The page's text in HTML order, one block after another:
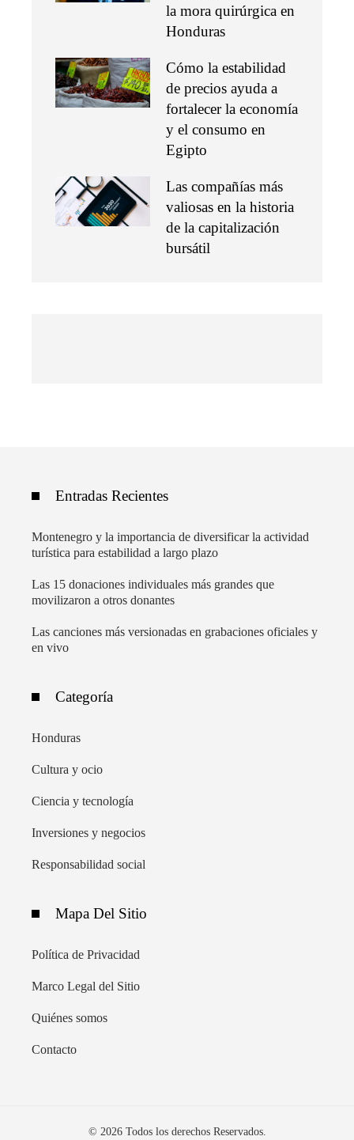
la mora quirúrgica en
Honduras
Cómo la estabilidad
de precios ayuda a
fortalecer la economía
y el consumo en
Egipto
Las compañías más
valiosas en la historia
de la capitalización
bursátil
Entradas Recientes
Montenegro y la importancia de diversificar la actividad
turística para estabilidad a largo plazo
Las 15 donaciones individuales más grandes que
movilizaron a otros donantes
Las canciones más versionadas en grabaciones oficiales y
en vivo
Categoría
Honduras
Cultura y ocio
Ciencia y tecnología
Inversiones y negocios
Responsabilidad social
Mapa Del Sitio
Política de Privacidad
Marco Legal del Sitio
Quiénes somos
Contacto
© 2026 Todos los derechos Reservados.